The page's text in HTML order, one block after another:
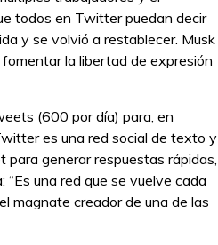
todos en Twitter puedan decir
y se volvió a restablecer. Musk
la libertad de expresión
(600 por día) para, en
es una red social de texto y
generar respuestas rápidas,
“Es una red que se vuelve cada
magnate creador de una de las